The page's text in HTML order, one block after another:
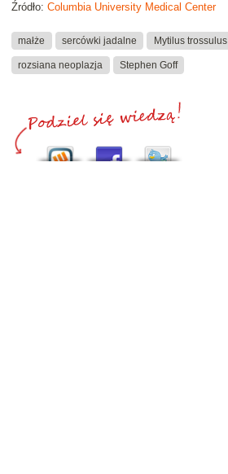
Źródło: Columbia University Medical Center
małże sercówki jadalne Mytilus trossulus
rozsiana neoplazja Stephen Goff